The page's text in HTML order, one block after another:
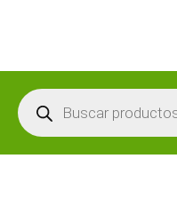
Búsqueda
de
productos